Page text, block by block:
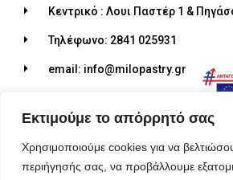
Εκτιμούμε το απόρρητό σας
Χρησιμοποιούμε cookies για να
περιήγησής σας, να προβάλλουμε
Κεντρικό : Λουι Παστέρ 1 &
Τηλέφωνο: 2841 025931
email: info@milopastry.gr
© 2026 ALL RIGHTS